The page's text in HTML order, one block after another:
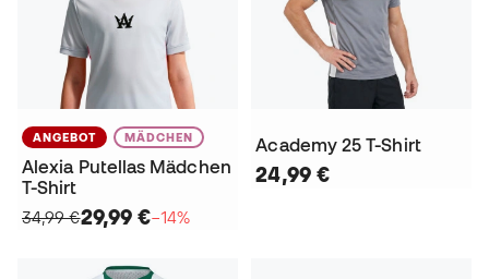
ANGEBOT MÄDCHEN
Alexia Putellas Mädchen
T-Shirt
34,99 €29,99 €−14%
Academy 25 T-Shirt
24,99 €